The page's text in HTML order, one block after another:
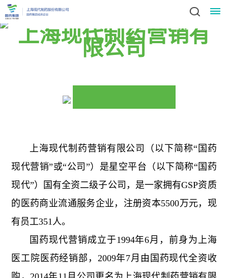
星
辞
集
团
展
闻
态
务
中
上海现代制药营销有
限公司
上海现代制药营销有限公司（以下简称“国药
现代营销”或“公司”）是星空平台（以下简称“国药
现代”）国有全资二级子公司，是一家拥有GSP资质
的医药商业流通服务企业，注册资本5500万元，现
有员工351人。
国药现代营销成立于1994年6月，前身为上海
医工院医药经销部，2009年7月由国药现代全资收